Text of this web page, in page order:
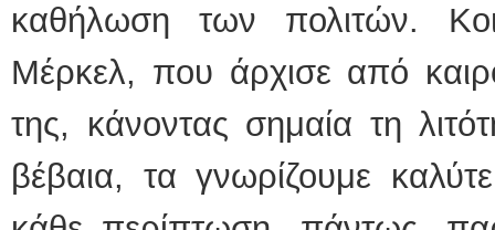
καθήλωση των πολιτών.
Μέρκελ, που άρχισε από
της, κάνοντας σημαία τη
βέβαια, τα γνωρίζουμε